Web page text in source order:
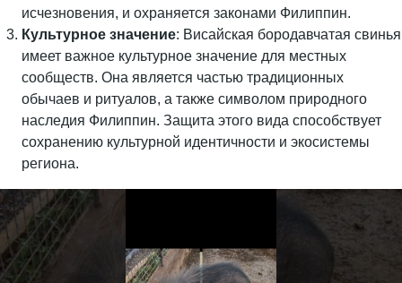
исчезновения, и охраняется законами Филиппин.
Культурное значение: Висайская бородавчатая свинья
имеет важное культурное значение для местных
сообществ. Она является частью традиционных
обычаев и ритуалов, а также символом природного
наследия Филиппин. Защита этого вида способствует
сохранению культурной идентичности и экосистемы
региона.